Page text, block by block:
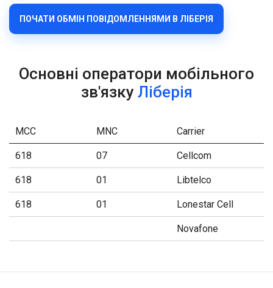
ПОЧАТИ ОБМІН ПОВІДОМЛЕННЯМИ В ЛІБЕРІЯ
Основні оператори мобільного
зв'язку Ліберія
MCC MNC Carrier
618 07 Cellcom
618 01 Libtelco
618 01 Lonestar Cell
Novafone